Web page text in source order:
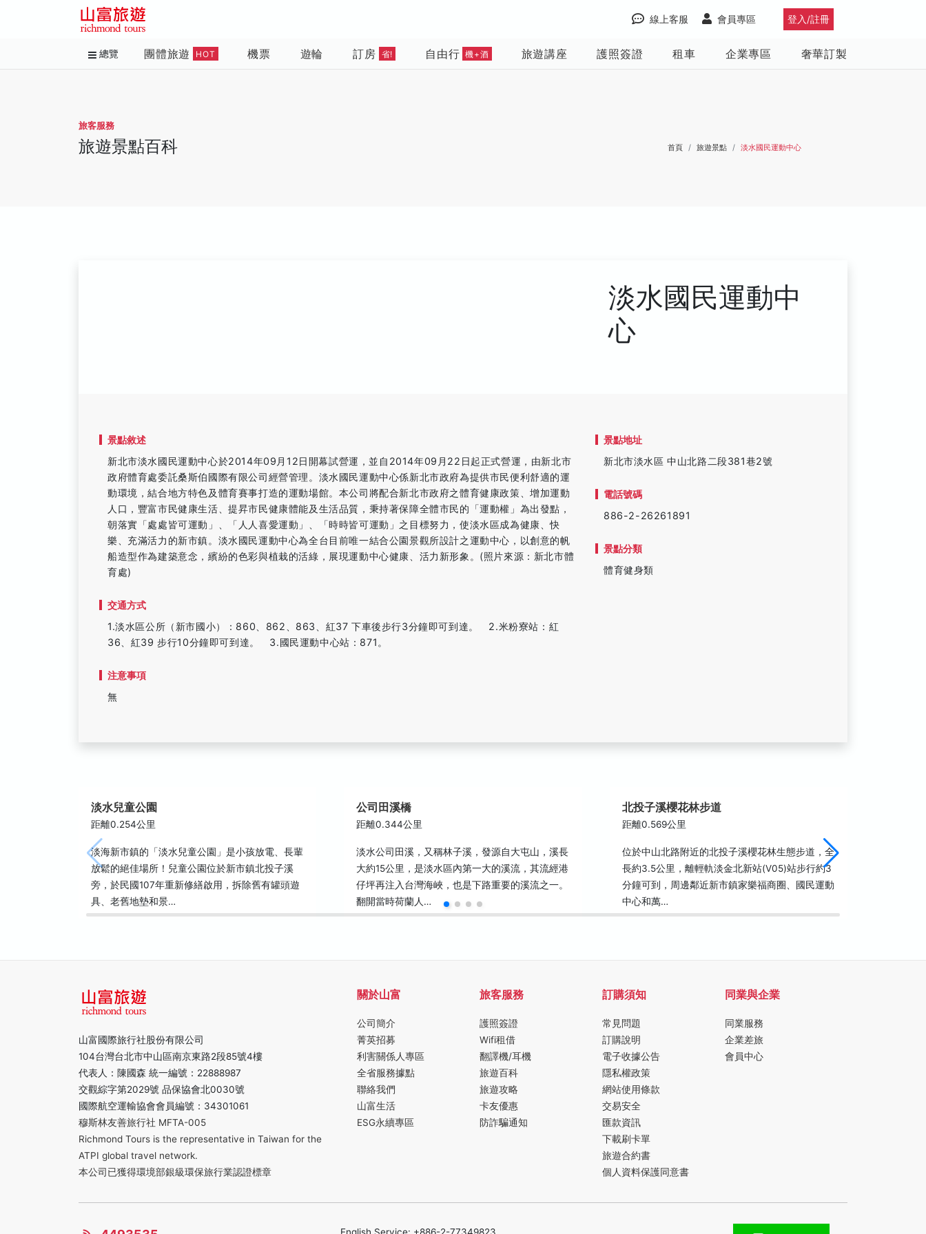
登入/註冊
會員專區
線上客服
總覽 團體旅遊 HOT 機票 遊輪 訂房 省! 自由行 機+酒 旅遊講座 護照簽證 租車 企業專區 奢華訂製
旅客服務
旅遊景點百科 首頁 旅遊景點 淡水國民運動中心
淡水國民運動中
心
景點敘述
新北市淡水國民運動中心於2014年09月12日開幕試營運，並自2014年09月22日起正式營運，由新北市
政府體育處委託桑斯伯國際有限公司經營管理。淡水國民運動中心係新北市政府為提供市民便利舒適的運
動環境，結合地方特色及體育賽事打造的運動場館。本公司將配合新北市政府之體育健康政策、增加運動
人口，豐富市民健康生活、提昇市民健康體能及生活品質，秉持著保障全體市民的「運動權」為出發點，
朝落實「處處皆可運動」、「人人喜愛運動」、「時時皆可運動」之目標努力，使淡水區成為健康、快
樂、充滿活力的新市鎮。淡水國民運動中心為全台目前唯一結合公園景觀所設計之運動中心，以創意的帆
船造型作為建築意念，繽紛的色彩與植栽的活綠，展現運動中心健康、活力新形象。(照片來源：新北市體
育處)
交通方式
1.淡水區公所（新市國小）：860、862、863、紅37 下車後步行3分鐘即可到達。 2.米粉寮站：紅
36、紅39 步行10分鐘即可到達。 3.國民運動中心站：871。
注意事項
無
景點地址
新北市淡水區 中山北路二段381巷2號
電話號碼
886-2-26261891
景點分類
體育健身類
淡水兒童公園
距離0.254公里
淡海新市鎮的「淡水兒童公園」是小孩放電、長輩
放鬆的絕佳場所！兒童公園位於新市鎮北投子溪
旁，於民國107年重新修繕啟用，拆除舊有罐頭遊
具、老舊地墊和景…
公司田溪橋
距離0.344公里
淡水公司田溪，又稱林子溪，發源自大屯山，溪長
大約15公里，是淡水區內第一大的溪流，其流經港
仔坪再注入台灣海峽，也是下路重要的溪流之一。
翻開當時荷蘭人…
北投子溪櫻花林步道
距離0.569公里
位於中山北路附近的北投子溪櫻花林生態步道，全
長約3.5公里，離輕軌淡金北新站(V05)站步行約3
分鐘可到，周邊鄰近新市鎮家樂福商圈、國民運動
中心和萬…
山富國際旅行社股份有限公司
104台灣台北市中山區南京東路2段85號4樓
代表人：陳國森 統一編號：22888987
交觀綜字第2029號 品保協會北0030號
國際航空運輸協會會員編號：34301061
穆斯林友善旅行社 MFTA-005
Richmond Tours is the representative in Taiwan for the
ATPI global travel network.
本公司已獲得環境部銀級環保旅行業認證標章
關於山富
公司簡介
菁英招募
利害關係人專區
全省服務據點
聯絡我們
山富生活
ESG永續專區
旅客服務
護照簽證
Wifi租借
翻譯機/耳機
旅遊百科
旅遊攻略
卡友優惠
防詐騙通知
訂購須知
常見問題
訂購說明
電子收據公告
隱私權政策
網站使用條款
交易安全
匯款資訊
下載刷卡單
旅遊合約書
個人資料保護同意書
同業與企業
同業服務
企業差旅
會員中心